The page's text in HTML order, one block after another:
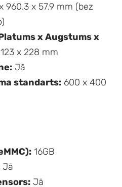
960.3 x 57.9 mm (bez
x Augstums x
x 228 mm
Jā
standarts: 600 x 400
16GB
Jā
Jā